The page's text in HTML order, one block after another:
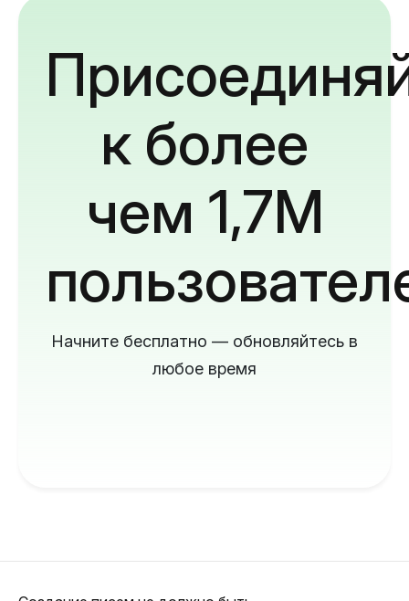
к более
чем 1,7M
Начните бесплатно — обновляйтесь в
любое время